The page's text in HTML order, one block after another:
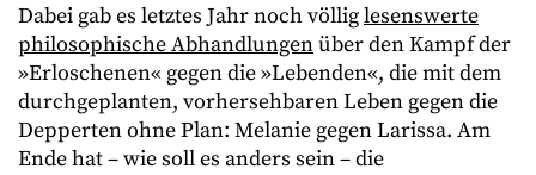
Dabei gab es letztes Jahr noch völliglesenswerte
philosophische Abhandlungenüber den Kampf der
»Erloschenen« gegen die »Lebenden«, die mit dem
durchgeplanten, vorhersehbaren Leben gegen die
Depperten ohne Plan: Melanie gegen Larissa. Am
Ende hat – wie soll es anders sein – die